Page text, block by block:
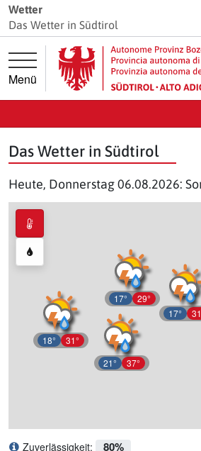
Springe direkt zur Hauptnavigation
Springe direkt zum Inhalt
Wetter
Das Wetter in Südtirol
Menü
Das Wetter in Südtirol
Heute, Donnerstag 06.08.2026:
18° 31°
17° 29°
21° 37°
17°
Zuverlässigkeit: 80%